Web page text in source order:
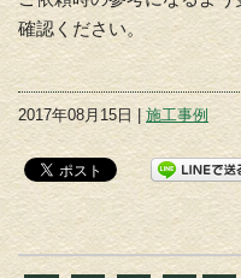
確認ください。
2017年08月15日 | 施工事例